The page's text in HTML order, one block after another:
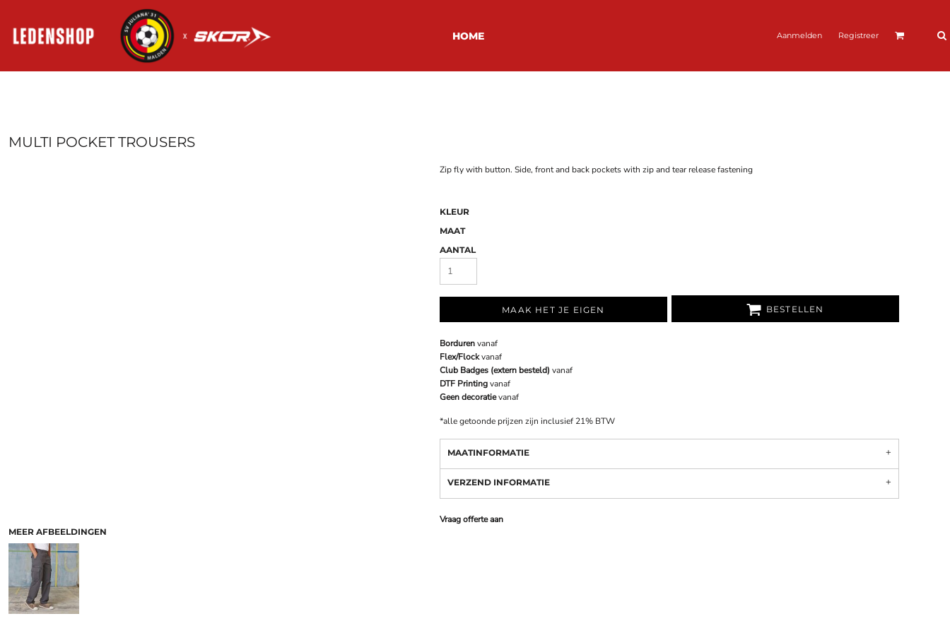
HOME Aanmelden Registreer
MULTI POCKET TROUSERS
MEER AFBEELDINGEN
Zip fly with button. Side, front and back pockets with zip and tear release fastening
KLEUR
MAAT
AANTAL
MAAK HET JE EIGEN BESTELLEN
Bordurenvanaf
Flex/Flockvanaf
Club Badges (extern besteld) vanaf
DTF Printingvanaf
Geen decoratievanaf
*alle getoonde prijzen zijn inclusief 21% BTW
MAATINFORMATIE
VERZEND INFORMATIE
Vraag offerte aan
REGISTREER